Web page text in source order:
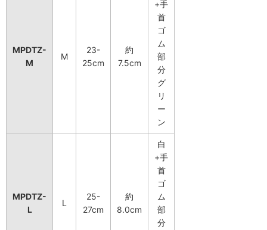
MPDTZ-
M
M
23-
25cm
約
7.5cm
+手
首
ゴ
ム
部
分
グ
リ
ー
ン
MPDTZ-
L
L
25-
27cm
約
8.0cm
白
+手
首
ゴ
ム
部
分